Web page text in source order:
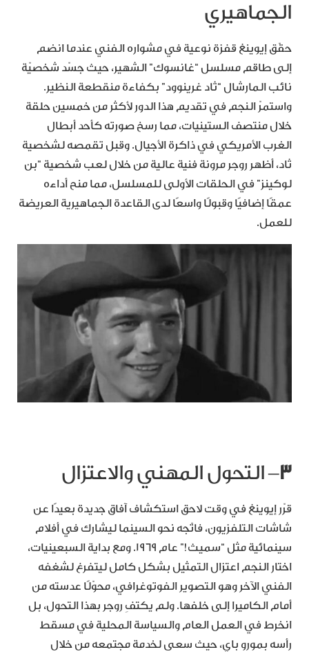
الجماهيري
حقّق إيوينغ قفزة نوعية في مشواره الفني عندما انضم
إلى طاقم مسلسل “غانسوك” الشهير، حيث جسّد شخصيّة
نائب المارشال “ثاد غرينوود” بكفاءة منقطعة النظير.
واستمرّ النجم في تقديم هذا الدور لأكثر من خمسين حلقة
خلال منتصف الستينيات، مما رسخ صورته كأحد أبطال
الغرب الأمريكي في ذاكرة الأجيال. وقبل تقمصه لشخصية
ثاد، أظهر روجر مرونة فنية عالية من خلال لعب شخصية “بن
لوكينز” في الحلقات الأولى للمسلسل، مما منح أداءه
عمقًا إضافيًا وقبولًا واسعًا لدى القاعدة الجماهيرية العريضة
للعمل.
٣– التحول المهني والاعتزال
قرّر إيوينغ في وقت لاحق استكشاف آفاق جديدة بعيدًا عن
شاشات التلفزيون، فاتّجه نحو السينما ليشارك في أفلام
سينمائية مثل “سميث!” عام 1969. ومع بداية السبعينيات،
اختار النجم اعتزال التمثيل بشكل كامل ليتفرغ لشغفه
الفني الآخر وهو التصوير الفوتوغرافي، محوّلًا عدسته من
أمام الكاميرا إلى خلفها. ولم يكتفِ روجر بهذا التحول، بل
انخرط في العمل العام والسياسة المحلية في مسقط
رأسه بمورو باي، حيث سعى لخدمة مجتمعه من خلال